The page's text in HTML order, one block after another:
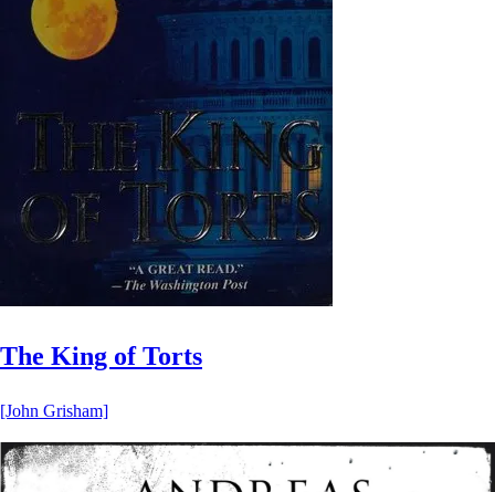
The King of Torts
[John Grisham]